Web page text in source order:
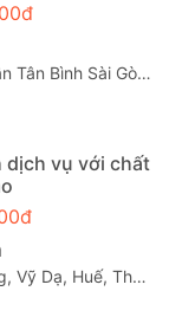
Sài Gòn ( TP. Hồ Chí Minh )
dịch vụ với chất
Huế, Thừa Thiên Huế